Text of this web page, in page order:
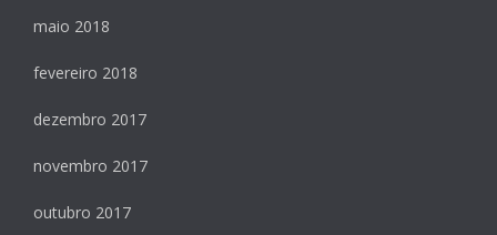
maio 2018
fevereiro 2018
dezembro 2017
novembro 2017
outubro 2017